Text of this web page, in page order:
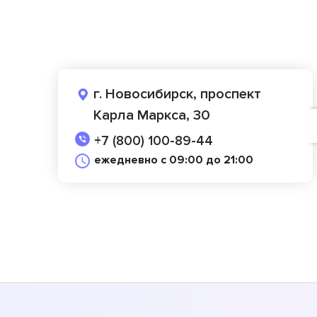
г. Новосибирск, проспект
Карла Маркса, 30
+7 (800) 100-89-44
ежедневно с 09:00 до 21:00